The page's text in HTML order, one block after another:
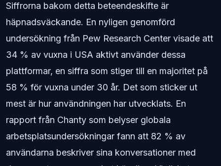
Siffrorna bakom detta beteendeskifte är
häpnadsväckande. En nyligen genomförd
undersökning från Pew Research Center visade att
34 % av vuxna i USA aktivt använder dessa
plattformar, en siffra som stiger till en majoritet på
58 % för vuxna under 30 år. Det som sticker ut
mest är hur användningen har utvecklats. En
rapport från Chanty som belyser globala
arbetsplatsundersökningar fann att 82 % av
användarna beskriver sina konversationer med